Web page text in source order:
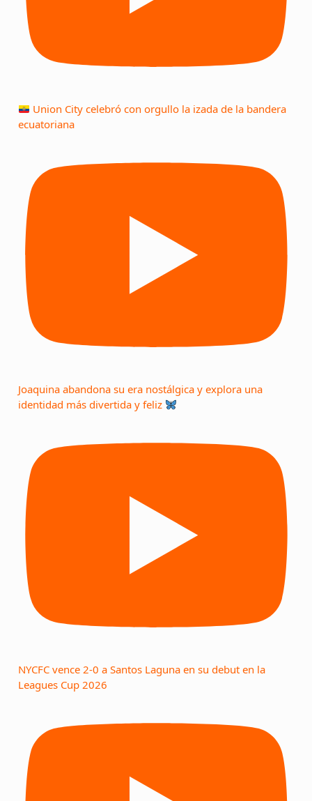
Union City celebró con orgullo la izada de la bandera
ecuatoriana
Joaquina abandona su era nostálgica y explora una
identidad más divertida y feliz
NYCFC vence 2-0 a Santos Laguna en su debut en la
Leagues Cup 2026